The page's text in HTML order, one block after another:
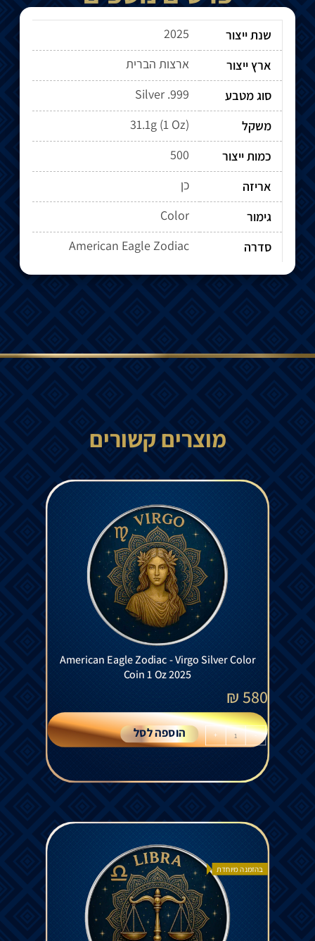
שנת ייצור
2025
ארץ ייצור
ארצות הברית
סוג מטבע
Silver .999
משקל
31.1g (1 Oz)
כמות ייצור
500
אריזה
כן
גימור
Color
סדרה
American Eagle Zodiac
מוצרים קשורים
American Eagle Zodiac - Virgo Silver Color
Coin 1 Oz 2025
580
₪
-
+ הוספה לסל
בהזמנה מיוחדת